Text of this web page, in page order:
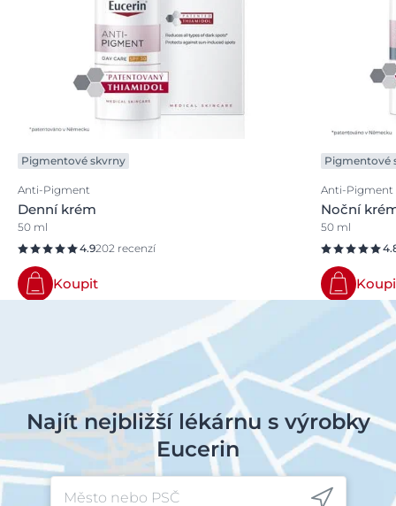
Pigmentové skvrny
Anti-Pigment
Denní krém
50 ml
4.9202 recenzí
Koupit
Pigmentové
Anti-Pigment
Noční
50 ml
Najít nejbližší lékárnu s výrobky
Eucerin